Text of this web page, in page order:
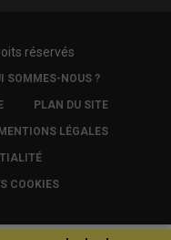
réservés
SOMMES-NOUS ?
PLAN DU SITE
MENTIONS LÉGALES
COOKIES